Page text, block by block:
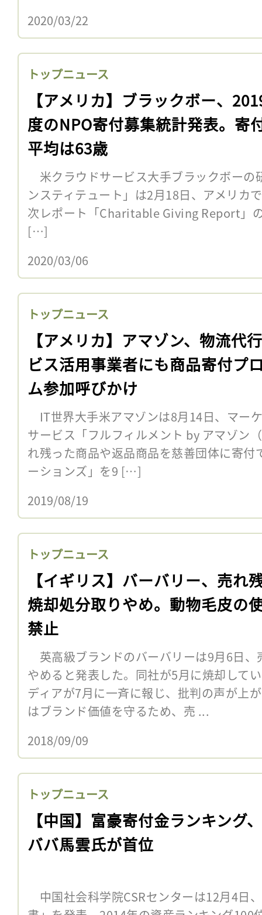
2020/03/22
トップニュース
【アメリカ】ブラックボー、
度のNPO寄付募集統計発表。寄
平均は63歳
米クラウドサービス大手ブラックボーの
ンスティテュート」は2月18日、アメリカ
次レポート「Charitable Giving Report」
[…]
2020/03/06
トップニュース
【アメリカ】アマゾン、物流代
ビス活用事業者にも商品寄付プ
ム参加呼びかけ
IT世界大手米アマゾンは8月14日、マー
サービス「フルフィルメント by アマゾン
れ残った商品や返品商品を慈善団体に寄付
ーションズ」を9 […]
2019/08/19
トップニュース
【イギリス】バーバリー、売れ
焼却処分取りやめ。動物毛皮の
禁止
英高級ブランドのバーバリーは9月6日、
やめると発表した。同社が5月に焼却して
ディアが7月に一斉に報じ、批判の声が上
はブランド価値を守るため、売 ...
2018/09/09
トップニュース
【中国】富豪寄付金ランキング
ババ馬雲氏が首位
中国社会科学院CSRセンターは12月4日